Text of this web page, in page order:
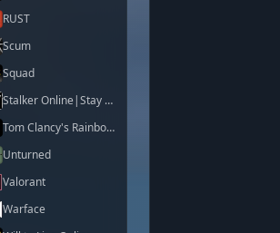
RUST
Scum
Squad
Stalker Online|Stay Out
Tom Clancy's Rainbow Six Siege X
Unturned
Valorant
Warface